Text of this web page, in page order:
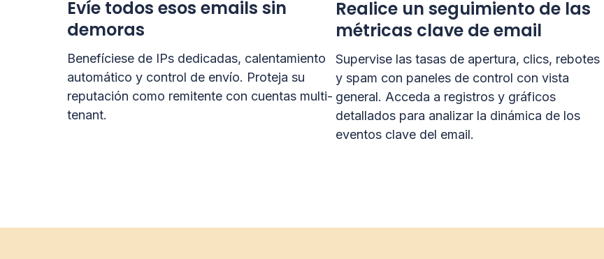
Evíe todos esos emails sin
demoras
Benefíciese de IPs dedicadas, calentamiento
automático y control de envío. Proteja su
reputación como remitente con cuentas multi-
tenant.
Realice un seguimiento de las
métricas clave de email
Supervise las tasas de apertura, clics, rebotes
y spam con paneles de control con vista
general. Acceda a registros y gráficos
detallados para analizar la dinámica de los
eventos clave del email.